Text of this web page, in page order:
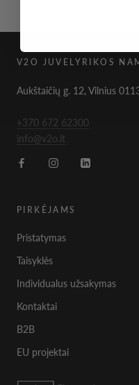
V2O JUVELYRIKOS
Aukštaičių g. 12, Vilnius
+370 672 62300
info@v2o.lt
PIRKĖJAMS
Pristatymas
Taisyklės
Individualus užsakymas
Kontaktai
B2B
EU projektai